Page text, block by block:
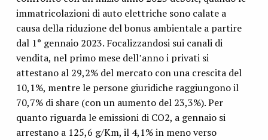
immatricolazioni di auto elettriche sono calate a
causa della riduzione del bonus ambientale a partire
dal 1° gennaio 2023. Focalizzandosi sui canali di
vendita, nel primo mese dell’anno i privati si
attestano al 29,2% del mercato con una crescita del
10,1%, mentre le persone giuridiche raggiungono il
70,7% di share (con un aumento del 23,3%). Per
quanto riguarda le emissioni di CO2, a gennaio si
arrestano a 125,6 g/Km, il 4,1% in meno verso